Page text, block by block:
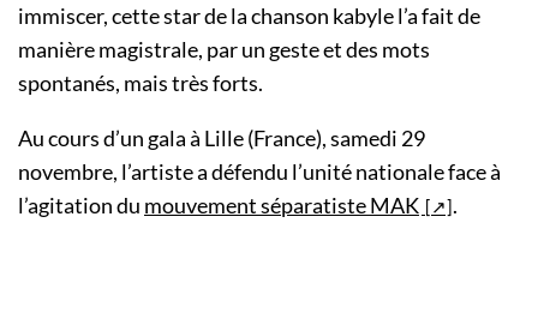
immiscer, cette star de la chanson kabyle l’a fait de
manière magistrale, par un geste et des mots
spontanés, mais très forts.
Au cours d’un gala à Lille (France), samedi 29
novembre, l’artiste a défendu l’unité nationale face à
l’agitation du mouvement séparatiste MAK .